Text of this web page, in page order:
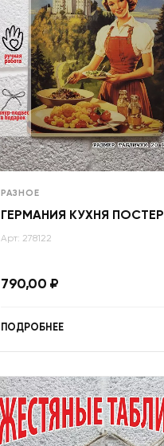
РАЗНОЕ
ГЕРМАНИЯ КУХНЯ ПОСТЕР
Арт: 278122
790,00 ₽
ПОДРОБНЕЕ